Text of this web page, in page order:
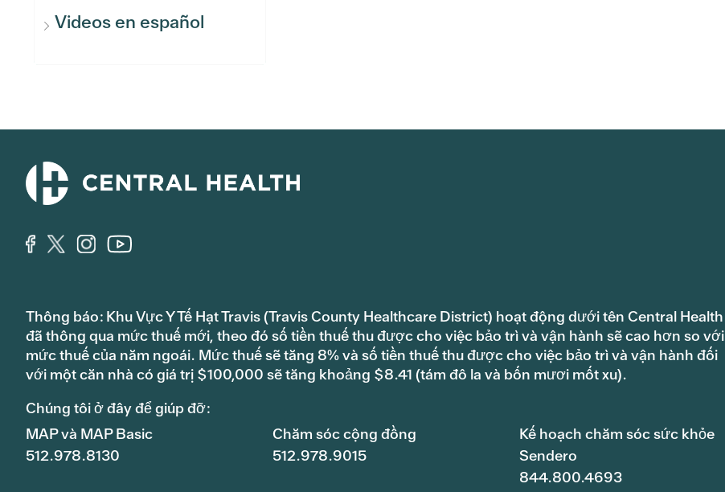
Videos en español
Thông báo: Khu Vực Y Tế Hạt Travis (Travis County Healthcare District) hoạt động dưới tên Central Health
đã thông qua mức thuế mới, theo đó số tiền thuế thu được cho việc bảo trì và vận hành sẽ cao hơn so với
mức thuế của năm ngoái. Mức thuế sẽ tăng 8% và số tiền thuế thu được cho việc bảo trì và vận hành đối
với một căn nhà có giá trị $100,000 sẽ tăng khoảng $8.41 (tám đô la và bốn mươi mốt xu).
Chúng tôi ở đây để giúp đỡ:
MAP và MAP Basic
512.978.8130
Chăm sóc cộng đồng
512.978.9015
Kế hoạch chăm sóc sức khỏe
Sendero
844.800.4693